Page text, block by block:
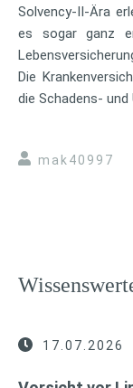
Solvency-II-Ära
es sogar ganz
Die
die Schadens-
mak40997
17.07.2026